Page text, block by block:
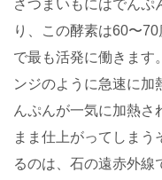
さつまいもにはでんぷ
り、この酵素は60〜
で最も活発に働きます
ンジのように急速に加
んぷんが一気に加熱さ
まま仕上がってしま
るのは、石の遠赤外線